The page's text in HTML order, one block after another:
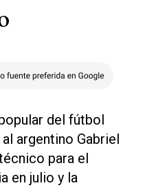
del fútbol
argentino Gabriel
para el
en julio y la